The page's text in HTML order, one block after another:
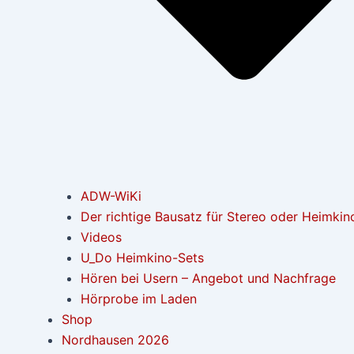
ADW-WiKi
Der richtige Bausatz für Stereo oder
Videos
U_Do Heimkino-Sets
Hören bei Usern – Angebot und Nachfrage
Hörprobe im Laden
Shop
Nordhausen 2026